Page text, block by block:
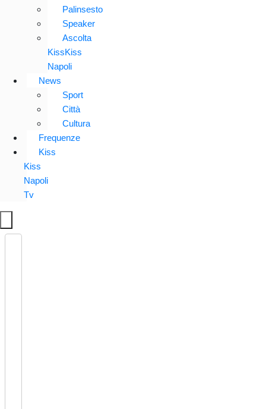
Palinsesto
Speaker
Ascolta
KissKiss
Napoli
News
Sport
Città
Cultura
Frequenze
Kiss
Kiss
Napoli
Tv